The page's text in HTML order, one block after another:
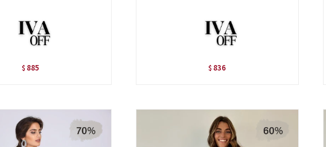
$ 885 $ 836